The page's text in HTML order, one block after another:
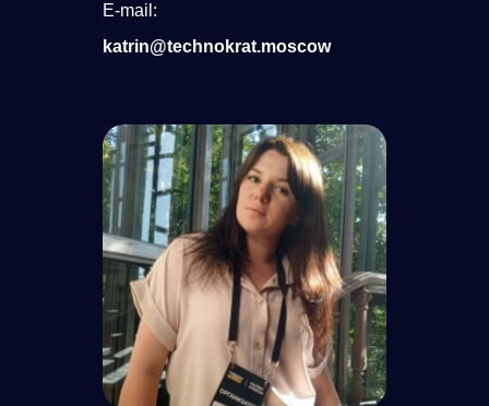
E-mail:
katrin@technokrat.moscow
специальные форматы